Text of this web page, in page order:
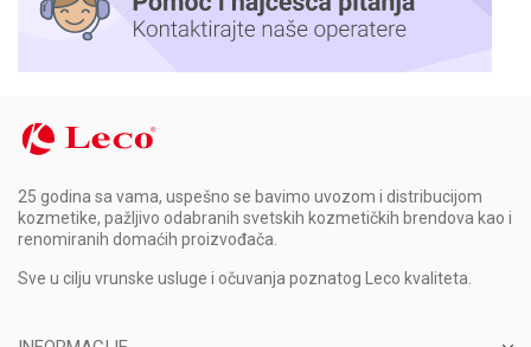
25 godina sa vama, uspešno se bavimo uvozom i distribucijom
kozmetike, pažljivo odabranih svetskih kozmetičkih brendova kao i
renomiranih domaćih proizvođača.
Sve u cilju vrunske usluge i očuvanja poznatog Leco kvaliteta.